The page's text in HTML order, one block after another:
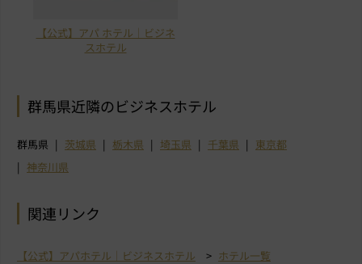
【公式】アパ ホテル｜ビジネ
スホテル
群馬県近隣のビジネスホテル
群馬県 茨城県 栃木県 埼玉県 千葉県
東京都
神奈川県
関連リンク
【公式】アパホテル｜ビジネスホテル
ホテル一覧